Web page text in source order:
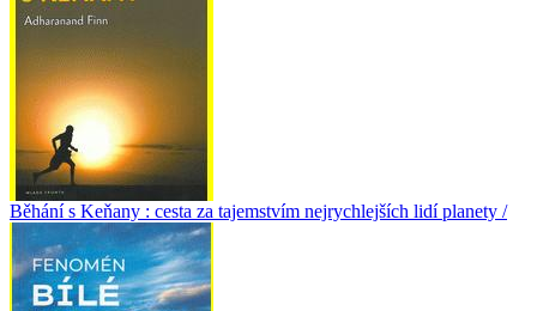
Běhání s Keňany : cesta za tajemstvím nejrychlejších lidí planety /